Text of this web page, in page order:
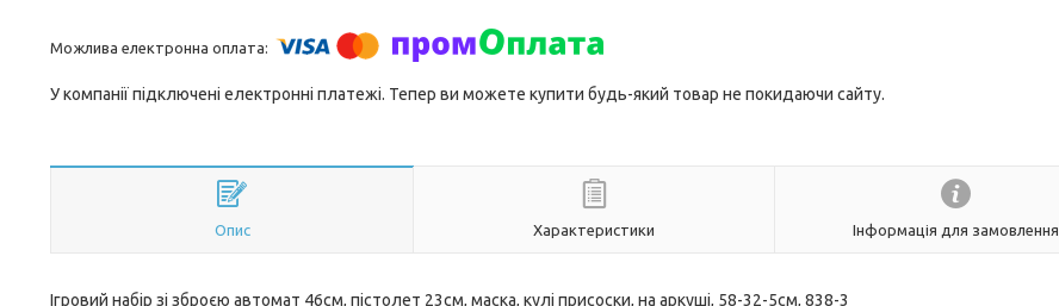
У компанії підключені електронні платежі. Тепер ви можете купити будь-який товар не покидаючи сайту.
Опис Характеристики Інформація для замовлення
Ігровий набір зі зброєю автомат 46см, пістолет 23см, маска, кулі присоски, на аркуші, 58-32-5см, 838-3